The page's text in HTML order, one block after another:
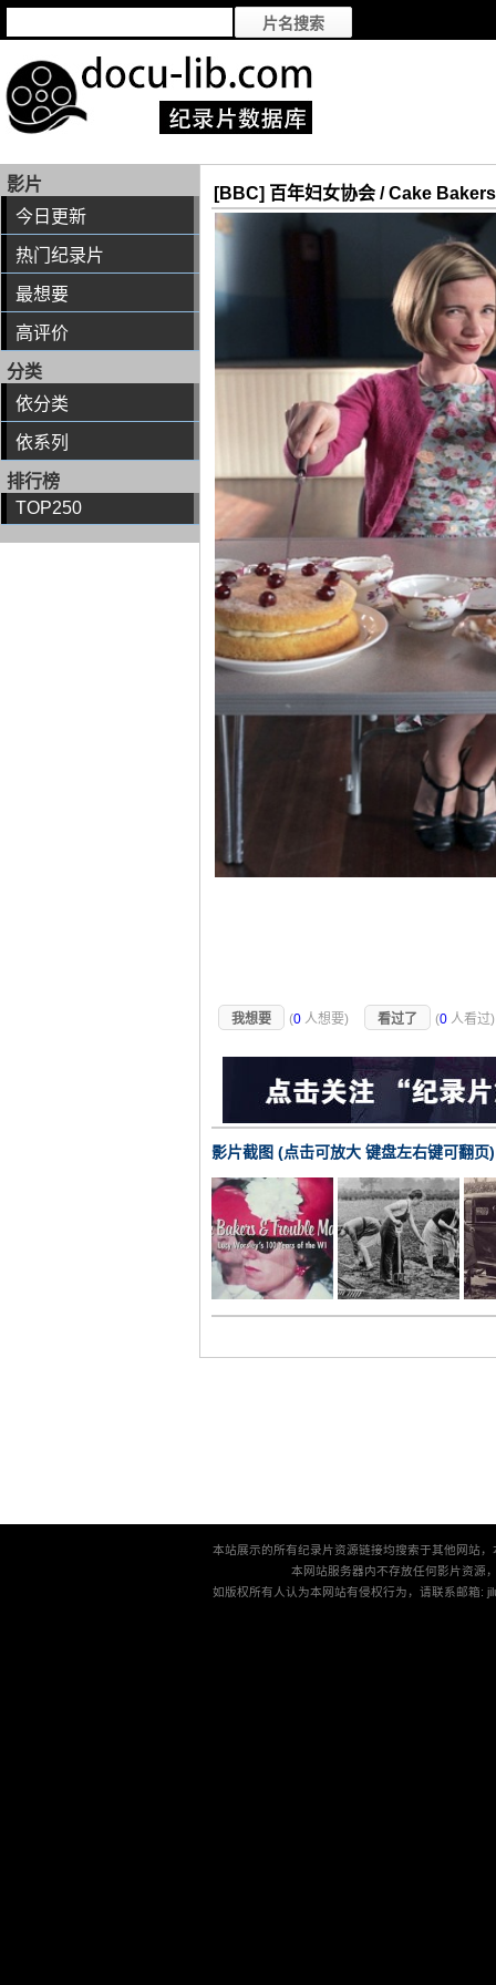
影片
今日更新
热门纪录片
最想要
高评价
分类
依分类
依系列
排行榜
TOP250
[BBC] 百年妇女协会 / Cake
我想要 (0 人想要) 看过了 (0 人看过
影片截图 (点击可放大 键盘左右键可翻页)
本站展示的所有纪录片资源链接均搜索于其他网站
本网站服务器内不存放任何影片资源
如版权所有人认为本网站有侵权行为，请联系邮箱: